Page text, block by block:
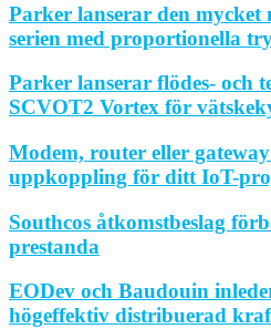
Parker lanserar den mycket
serien med proportionella
Parker lanserar flödes- och
SCVOT2 Vortex för
Modem, router eller
uppkoppling för ditt IoT-
Southcos åtkomstbeslag
prestanda
EODev och Baudouin
högeffektiv distribuerad